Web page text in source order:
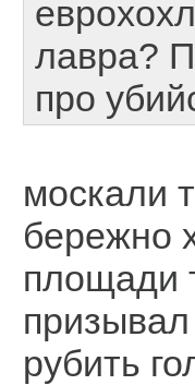
лавра?
про
москали
бережно
площади
рубить